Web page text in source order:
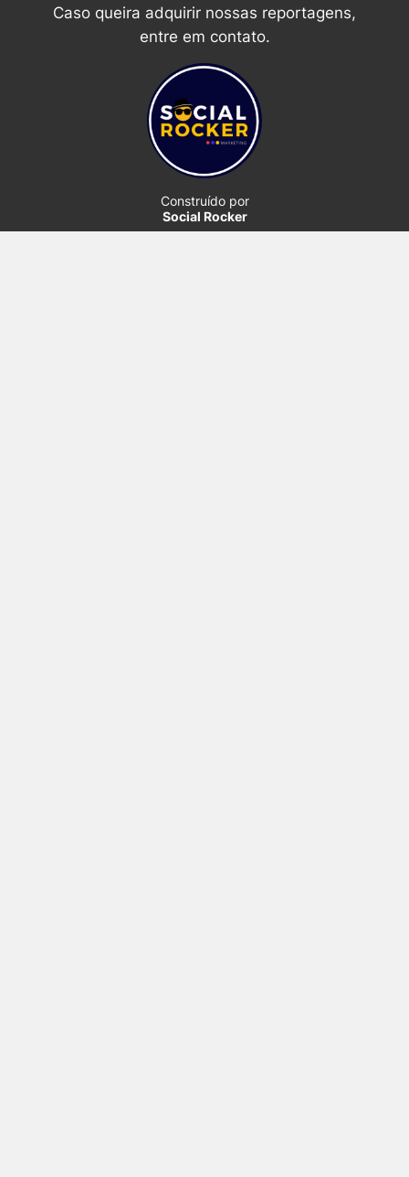
Caso queira adquirir nossas reportagens,
entre em contato.
Construído por
Social Rocker